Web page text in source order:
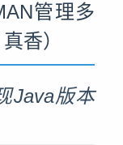
管理多
香）
Java版本